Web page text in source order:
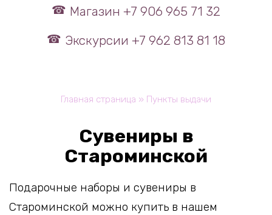
Магазин +7 906 965 71 32
Экскурсии +7 962 813 81 18
Главная страница » Пункты выдачи
Сувениры в
Староминской
Подарочные наборы и сувениры в
Староминской можно купить в нашем